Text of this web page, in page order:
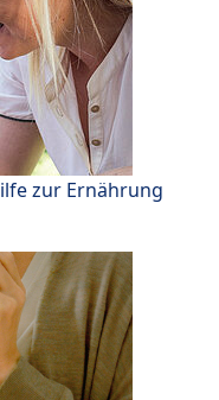
zur Ernährung